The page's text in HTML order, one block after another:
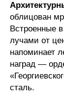
облицован
Встроенные
лучами от
напоминает
наград —
сталь.